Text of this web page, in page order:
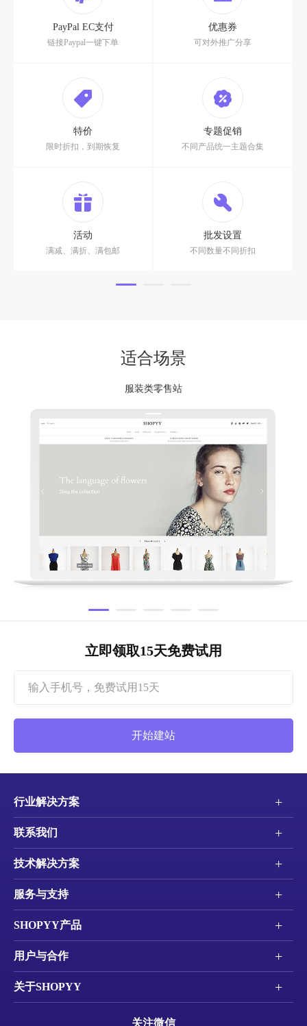
PayPal EC支付
链接Paypal一键下单
特价
限时折扣，到期恢复
活动
满减、满折、满包邮
优惠券
可对外推广分享
专题促销
不同产品统一主题合集
批发设置
不同数量不同折扣
适合场景
服装类零售站
立即领取15天免费试用
开始建站
行业解决方案 +
联系我们 +
技术解决方案 +
服务与支持 +
SHOPYY产品 +
用户与合作 +
关于SHOPYY +
关注微信